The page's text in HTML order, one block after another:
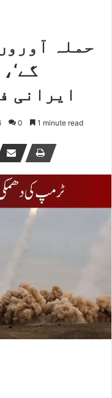
ایرانی
0 1 minute read